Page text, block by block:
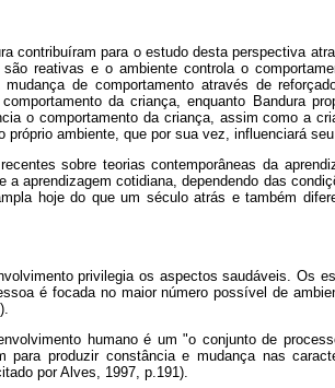
contribuíram para o estudo desta perspectiva
reativas e o ambiente controla o
de comportamento através de
da criança, enquanto Bandura
o comportamento da criança, assim como a
próprio ambiente, que por sua vez, influenciará
sobre teorias contemporâneas da
a aprendizagem cotidiana, dependendo das
hoje do que um século atrás e também
privilegia os aspectos saudáveis. Os
é focada no maior número possível de
humano é um "o conjunto de
para produzir constância e mudança nas
por Alves, 1997, p.191).